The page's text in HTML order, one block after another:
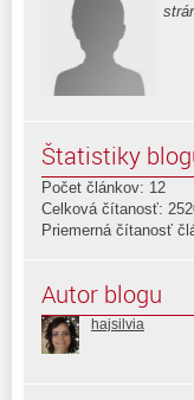
Štatistiky
Počet článkov: 12
Celková čítanosť:
Priemerná čítanosť
Autor blogu
hajsilvia